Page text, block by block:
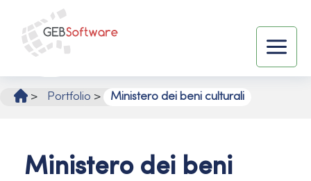
contenuto
> Portfolio > Ministero dei beni culturali
Ministero dei beni